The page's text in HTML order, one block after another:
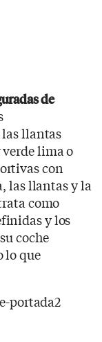
de
llantas
lima o
con
las llantas y la
como
y los
coche
lo que